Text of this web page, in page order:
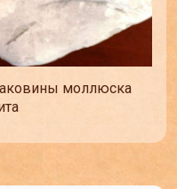
моллюска